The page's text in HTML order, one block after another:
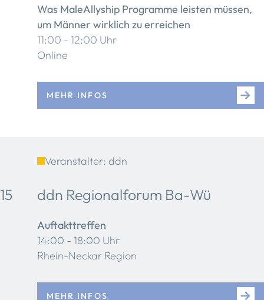
Was MaleAllyship Programme leisten müssen,
um Männer wirklich zu erreichen
11:00 - 12:00 Uhr
Online
MEHR INFOS
Veranstalter: ddn
15 ddn Regionalforum Ba-Wü
Auftakttreffen
14:00 - 18:00 Uhr
Rhein-Neckar Region
MEHR INFOS